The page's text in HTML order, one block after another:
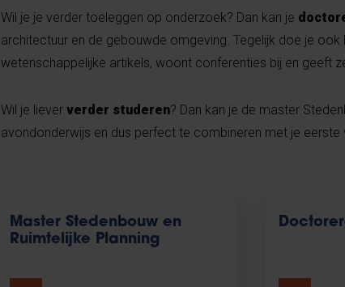
Wil je je verder toeleggen op onderzoek? Dan kan je
architectuur en de gebouwde omgeving. Tegelijk doe je
wetenschappelijke artikels, woont conferenties bij en geeft
Wil je liever verder studeren? Dan kan je de master
avondonderwijs en dus perfect te combineren met je eerste
Master Stedenbouw en
Ruimtelijke Planning